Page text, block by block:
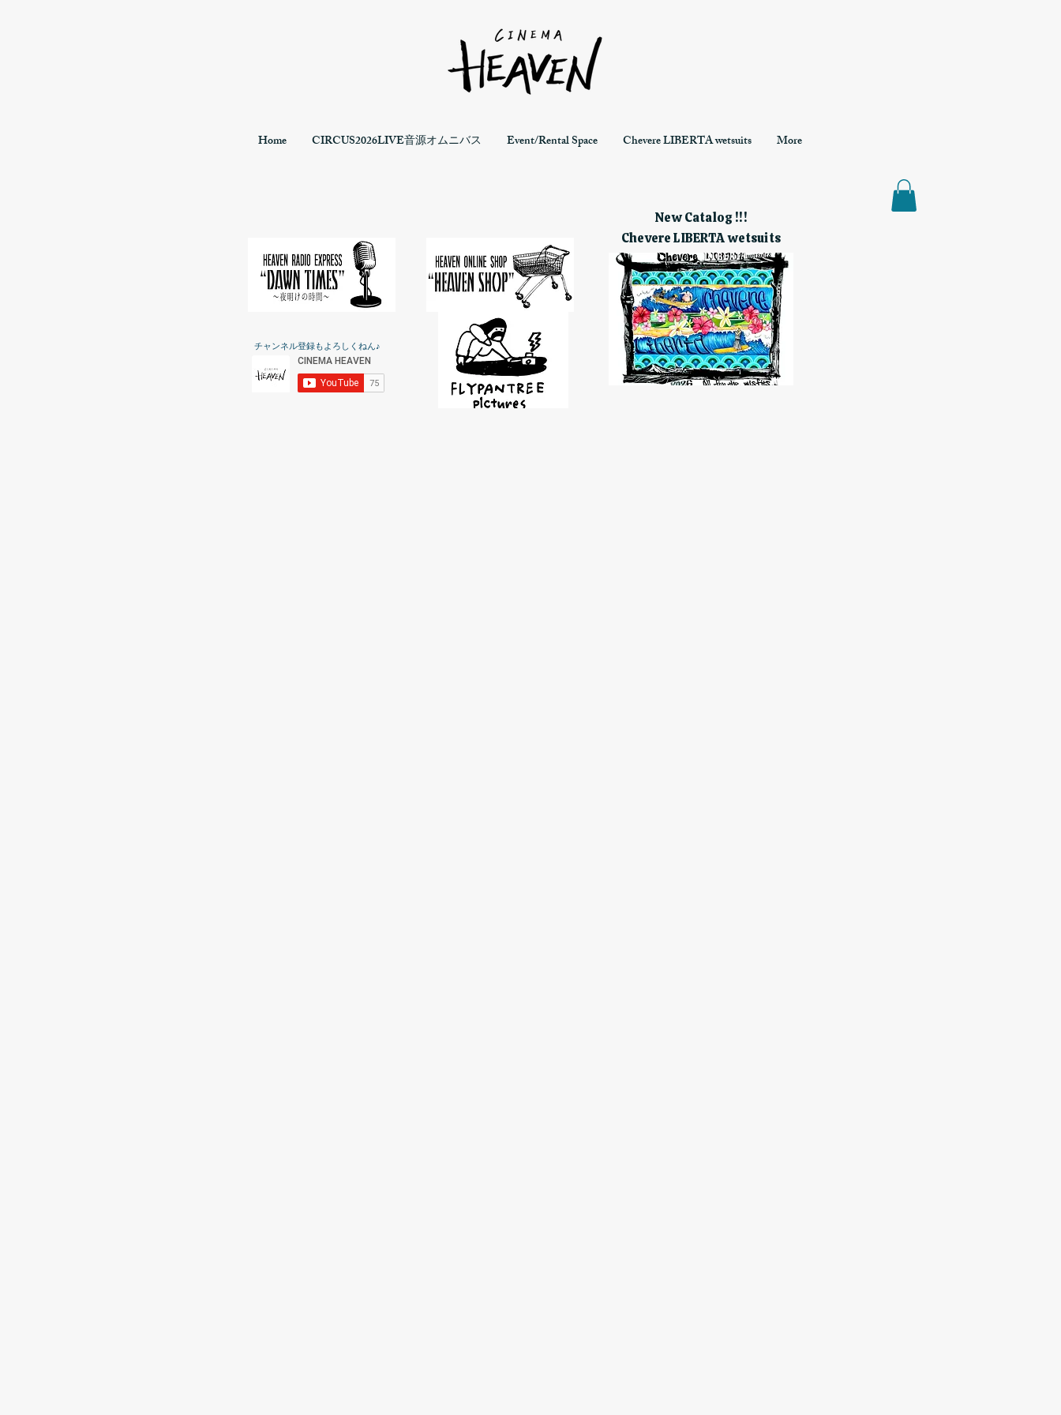
Home CIRCUS2026LIVE音源オムニバス Event/Rental Space Chevere LIBERTA wetsuits More
New Catalog !!!
チャンネル登録もよろしくねん♪
Chevere LIBERTA wetsuits